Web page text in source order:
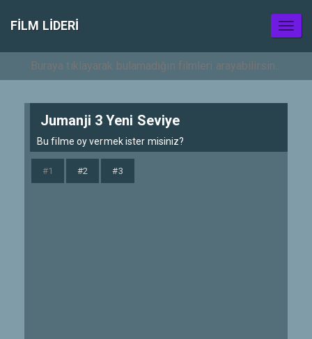
FILM LIDERI
Jumanji 3 Yeni Seviye
Bu filme oy vermek ister misiniz?
#1 #2 #3